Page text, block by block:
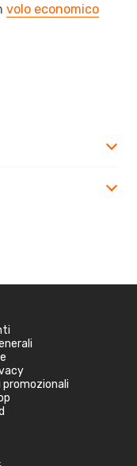
volo economico
promozionali